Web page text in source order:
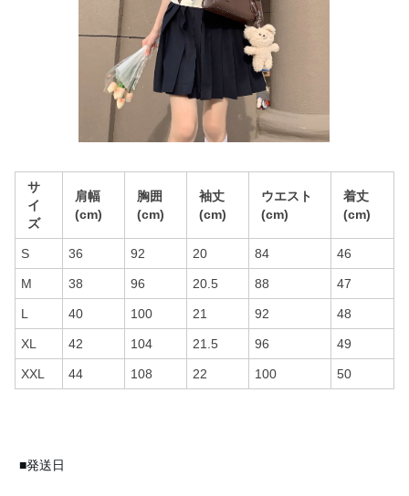
サ
イ
ズ
肩幅
(cm)
胸囲
(cm)
袖丈
(cm)
ウエスト
(cm)
着丈
(cm)
S 36 92 20 84 46
M 38 96 20.5 88 47
L 40 100 21 92 48
XL 42 104 21.5 96 49
XXL 44 108 22 100 50
■発送日